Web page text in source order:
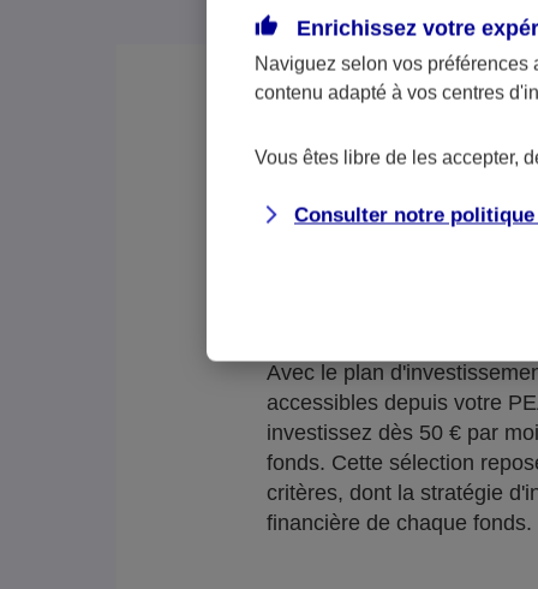
Avec le plan
accessibles depuis votre
investissez dès 50 € par
fonds. Cette sélection
critères, dont la stratégie
financière de chaque fonds.
Enrichissez votre
Naviguez selon vos préférences
contenu adapté à vos centres
Vous êtes libre de les accepter,
Consulter notre politique